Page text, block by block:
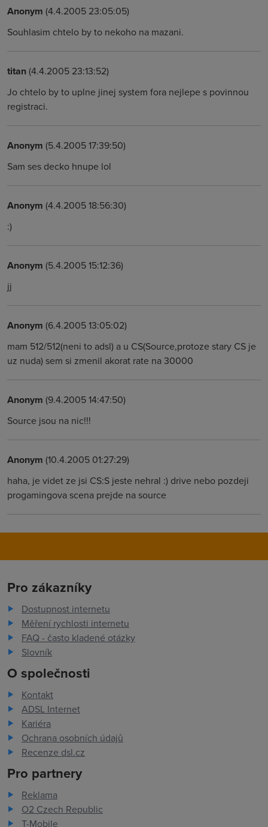
Anonym (4.4.2005 23:05:05)
Souhlasim chtelo by to nekoho na mazani.
titan(4.4.2005 23:13:52)
Jo chtelo by to uplne jinej system fora nejlepe s povinnou
registraci.
Anonym (5.4.2005 17:39:50)
Sam ses decko hnupe lol
Anonym (4.4.2005 18:56:30)
:)
Anonym (5.4.2005 15:12:36)
jj
Anonym (6.4.2005 13:05:02)
mam 512/512(neni to adsl) a u CS(Source,protoze stary CS je
uz nuda) sem si zmenil akorat rate na 30000
Anonym (9.4.2005 14:47:50)
Source jsou na nic!!!
Anonym (10.4.2005 01:27:29)
haha, je videt ze jsi CS:S jeste nehral :) drive nebo pozdeji
progamingova scena prejde na source
Pro zákazníky
Dostupnost internetu
Měření rychlosti internetu
FAQ - často kladené otázky
Slovník
O společnosti
Kontakt
ADSL Internet
Kariéra
Ochrana osobních údajů
Recenze dsl.cz
Pro partnery
Reklama
O2 Czech Republic
T-Mobile